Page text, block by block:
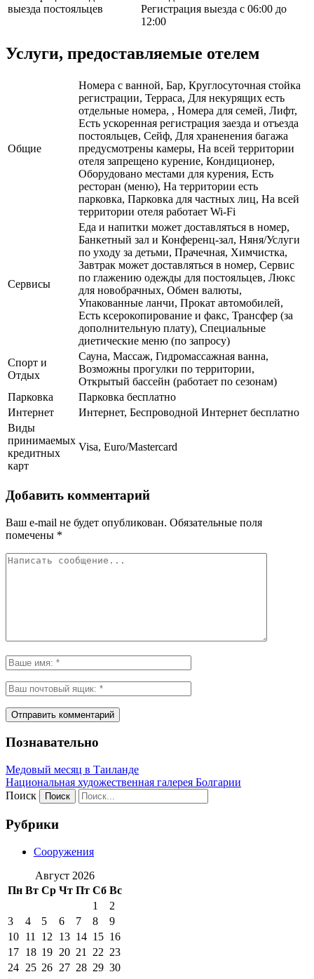
выезда постояльцев
Регистрация выезда с 06:00 до
12:00
Услуги, предоставляемые отелем
Общие
Номера с ванной, Бар, Круглосуточная стойка
регистрации, Терраса, Для некурящих есть
отдельные номера, , Номера для семей, Лифт,
Есть ускоренная регистрация заезда и отъезда
постояльцев, Сейф, Для храненения багажа
предусмотрены камеры, На всей территории
отеля запрещено курение, Кондиционер,
Оборудовано местами для курения, Есть
ресторан (меню), На территории есть
парковка, Парковка для частных лиц, На всей
территории отеля работает Wi-Fi
Сервисы
Еда и напитки может доставляться в номер,
Банкетный зал и Конференц-зал, Няня/Услуги
по уходу за детьми, Прачечная, Химчистка,
Завтрак может доставляться в номер, Сервис
по глажению одежды для постояльцев, Люкс
для новобрачных, Обмен валюты,
Упакованные ланчи, Прокат автомобилей,
Есть ксерокопирование и факс, Трансфер (за
дополнительную плату), Специальные
диетические меню (по запросу)
Спорт и
Отдых
Сауна, Массаж, Гидромассажная ванна,
Возможны прогулки по территории,
Открытый бассейн (работает по сезонам)
Парковка
Парковка бесплатно
Интернет
Интернет, Беспроводной Интернет бесплатно
Виды
принимаемых
кредитных
карт
Visa, Euro/Mastercard
Добавить комментарий
Ваш e-mail не будет опубликован. Обязательные поля
помечены *
Познавательно
Медовый месяц в Таиланде
Национальная художественная галерея Болгарии
Поиск
Рубрики
Сооружения
Август 2026
Пн Вт Ср Чт Пт Сб Вс
1
2
3
4 5 6 7 8
9
10 11 12 13 14 15 16
17 18 19 20 21 22 23
24 25 26 27 28 29 30